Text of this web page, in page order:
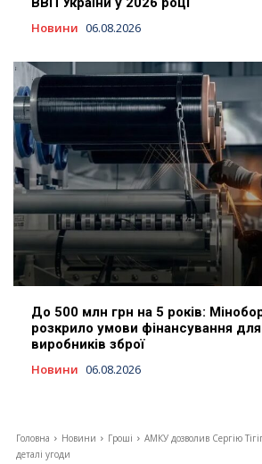
Новини 06.08.2026
До 500 млн грн на 5 років:
розкрило умови фінансування для
виробників зброї
Новини 06.08.2026